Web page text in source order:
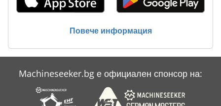
Повече информация
Machineseeker.bg е официален спонсор на: